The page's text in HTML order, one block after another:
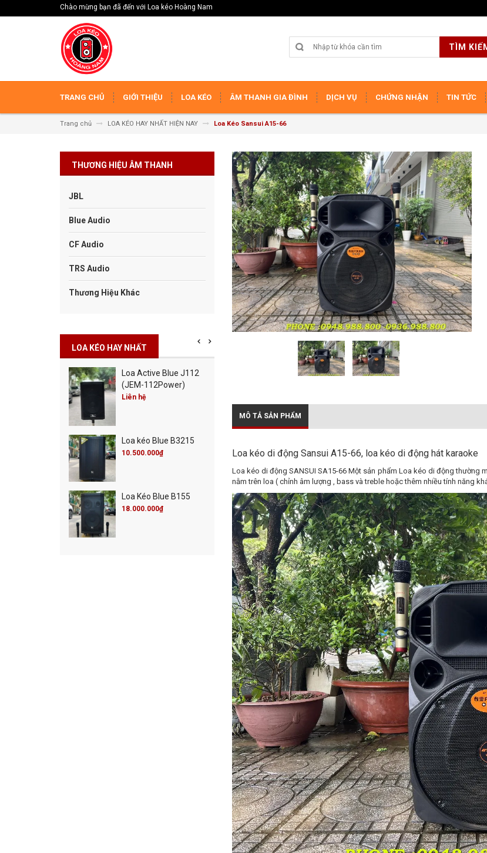
Chào mừng bạn đã đến với Loa kéo Hoàng Nam
TÌM
TRANG CHỦ GIỚI THIỆU LOA KÉO ÂM THANH GIA ĐÌNH DỊCH VỤ CHỨNG NHẬN TIN TỨC
Trang chủ LOA KÉO HAY NHẤT HIỆN NAY Loa Kéo Sansui A15-66
MÔ TẢ SẢN PHẨM
Loa kéo di động Sansui A15-66, loa kéo di động hát karaoke
Loa kéo di động SANSUI SA15-66 Một sản phẩm Loa kéo di động thường
nằm trên loa ( chỉnh âm lượng , bass và treble hoặc thêm nhiều tính năng
THƯƠNG HIỆU ÂM THANH
JBL
Blue Audio
CF Audio
TRS Audio
Thương Hiệu Khác
LOA KÉO HAY NHẤT
Loa Active Blue J112
(JEM-112Power)
Liên hệ
Loa kéo Blue B3215
10.500.000₫
Loa Kéo Blue B155
18.000.000₫